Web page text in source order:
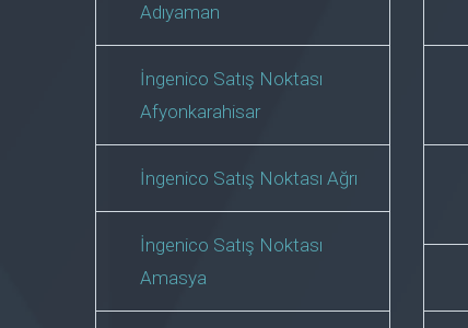
Adıyaman
İngenico Satış Noktası
Afyonkarahisar
İngenico Satış Noktası Ağrı
İngenico Satış Noktası
Amasya